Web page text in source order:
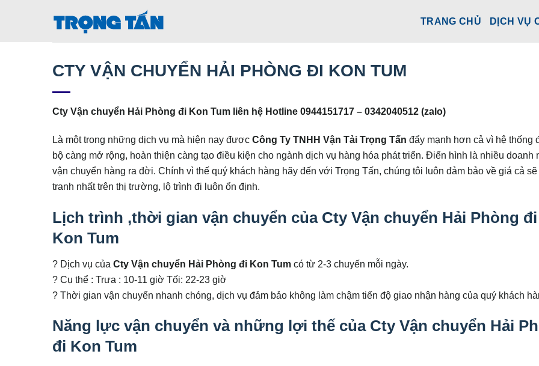
TRANG CHỦ DỊCH VỤ
CTY VẬN CHUYỂN HẢI PHÒNG ĐI KON TUM
Cty Vận chuyển Hải Phòng đi Kon Tum liên hệ Hotline 0944151717 – 0342040512 (zalo)
Là một trong những dịch vụ mà hiện nay được Công Ty TNHH Vận Tải Trọng Tấn đẩy mạnh hơn cả vì hệ thống
bộ càng mở rộng, hoàn thiện càng tạo điều kiện cho ngành dịch vụ hàng hóa phát triển. Điển hình là nhiều doanh
vận chuyển hàng ra đời. Chính vì thế quý khách hàng hãy đến với Trọng Tấn, chúng tôi luôn đảm bảo về giá cả
tranh nhất trên thị trường, lộ trình đi luôn ổn định.
Lịch trình ,thời gian vận chuyển của Cty Vận chuyển Hải Phòng đi
Kon Tum
? Dịch vụ của Cty Vận chuyển Hải Phòng đi Kon Tum có từ 2-3 chuyến mỗi ngày.
? Cụ thể : Trưa : 10-11 giờ Tối: 22-23 giờ
? Thời gian vận chuyển nhanh chóng, dịch vụ đảm bảo không làm chậm tiến độ giao nhận hàng của quý khách
Năng lực vận chuyển và những lợi thế của Cty Vận chuyển Hải
đi Kon Tum